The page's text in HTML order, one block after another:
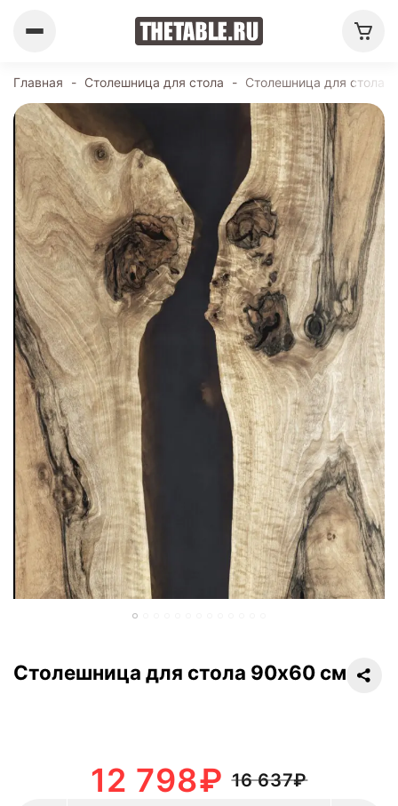
Главная - Столешница для стола - Столешница для стола
Столешница для стола 90х60 см
16 637₽
12 798₽